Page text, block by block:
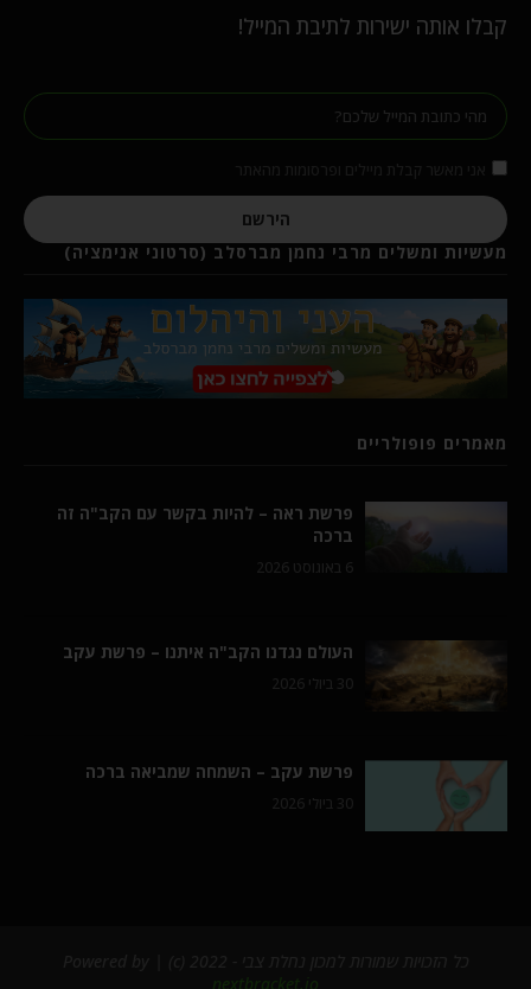
קבלו אותה ישירות לתיבת המייל!
הירשם
מעשיות ומשלים מרבי נחמן מברסלב (סרטוני אנימציה)
מאמרים פופולריים
פרשת ראה – להיות בקשר עם הקב"ה זה
ברכה
6 באוגוסט 2026
העולם נגדנו הקב"ה איתנו – פרשת עקב
30 ביולי 2026
פרשת עקב – השמחה שמביאה ברכה
30 ביולי 2026
nextbracket.io